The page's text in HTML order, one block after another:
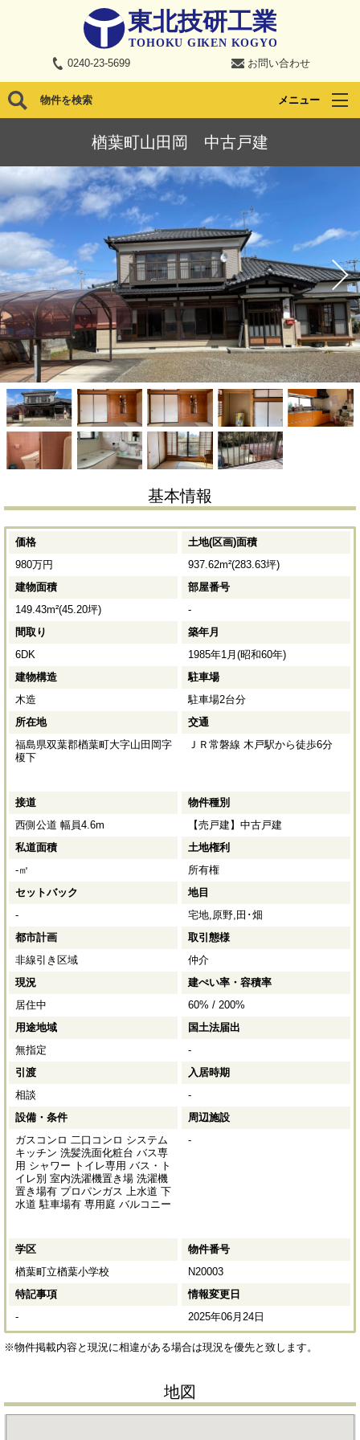
0240-23-5699 お問い合わせ
物件を検索 メニュー
楢葉町山田岡 中古戸建
基本情報
価格
980万円
土地(区画)面積
937.62m²(283.63坪)
建物面積
149.43m²(45.20坪)
部屋番号
-
間取り
6DK
築年月
1985年1月(昭和60年)
建物構造
木造
駐車場
駐車場2台分
所在地
福島県双葉郡楢葉町大字山田岡字
榎下
交通
ＪＲ常磐線 木戸駅から徒歩6分
接道
西側公道 幅員4.6m
物件種別
【売戸建】中古戸建
私道面積
-㎡
土地権利
所有権
セットバック
-
地目
宅地,原野,田･畑
都市計画
非線引き区域
取引態様
仲介
現況
居住中
建ぺい率・容積率
60% / 200%
用途地域
無指定
国土法届出
-
引渡
相談
入居時期
-
設備・条件
ガスコンロ 二口コンロ システム
キッチン 洗髪洗面化粧台 バス専
用 シャワー トイレ専用 バス・ト
イレ別 室内洗濯機置き場 洗濯機
置き場有 プロパンガス 上水道 下
水道 駐車場有 専用庭 バルコニー
周辺施設
-
学区
楢葉町立楢葉小学校
物件番号
N20003
特記事項
-
情報変更日
2025年06月24日
※物件掲載内容と現況に相違がある場合は現況を優先と致します。
地図